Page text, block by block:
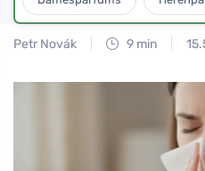
Petr Novák 9 min